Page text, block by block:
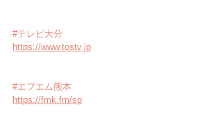
#テレビ大分
https://www.tostv.jp
#エフエム熊本
https://fmk.fm/sp